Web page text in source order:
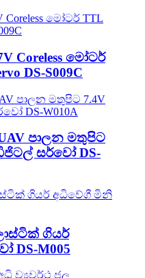
Coreless මෝටර්
DS-S009C
පාලන මතුපිට
සර්වෝ DS-
ගියර්
DS-M005